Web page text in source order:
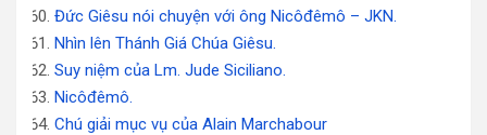
Đức Giêsu nói chuyện với ông Nicôđêmô – JKN.
Nhìn lên Thánh Giá Chúa Giêsu.
Suy niệm của Lm. Jude Siciliano.
Nicôđêmô.
Chú giải mục vụ của Alain Marchabour